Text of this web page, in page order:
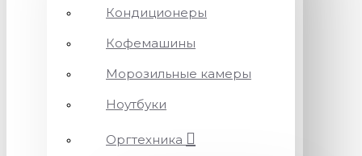
Кондиционеры
Кофемашины
Морозильные камеры
Ноутбуки
Оргтехника